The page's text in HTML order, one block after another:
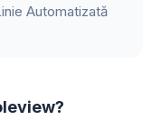
Automatizată